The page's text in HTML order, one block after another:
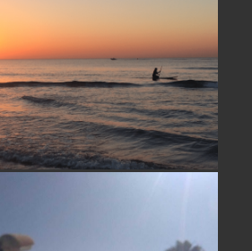
בית למכירה בחבצלת